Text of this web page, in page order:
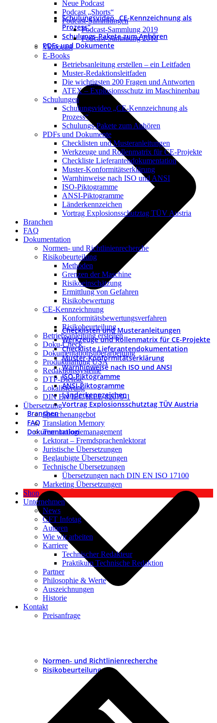
Schulungsvideo „CE-Kennzeichnung als
Prozess“
Schulungs-Pakete zum Anhören
PDFs und Dokumente
Checklisten und Musteranleitungen
Werkzeuge und Rollenmatrix für CE-Projekte
Checkliste Lieferantendokumentation
Muster-Konformitätserklärung
Warnhinweise nach ISO und ANSI
ISO-Piktogramme
ANSI-Piktogramme
Länderkennzeichen
Vortrag Explosionsschutztag TÜV Austria
Branchen
FAQ
Dokumentation
Normen- und Richtlinienrecherche
Risikobeurteilung
Neue Podcast
Podcast „Shorts“
Podcast-Sammlungen
Podcast-Sammlung 2019
Podcast-Sammlung 2018
Videocast
E-Books
Betriebsanleitung erstellen – ein Leitfaden
Muster-Redaktionsleitfaden
Die wichtigsten 200 Fragen und Antworten
ATEX – Explosionsschutz im Maschinenbau
Schulungen
Schulungsvideo „CE-Kennzeichnung als
Prozess“
Schulungs-Pakete zum Anhören
PDFs und Dokumente
Checklisten und Musteranleitungen
Werkzeuge und Rollenmatrix für CE-Projekte
Checkliste Lieferantendokumentation
Muster-Konformitätserklärung
Warnhinweise nach ISO und ANSI
ISO-Piktogramme
ANSI-Piktogramme
Länderkennzeichen
Vortrag Explosionsschutztag TÜV Austria
Branchen
FAQ
Dokumentation
Normen- und Richtlinienrecherche
Risikobeurteilung
Methoden
Grenzen der Maschine
Risikoeinschätzung
Ermittlung von Gefahren
Risikobewertung
CE-Kennzeichnung
Konformitätsbewertungsverfahren
Risikobeurteilung
Betriebsanleitung erstellen
Doku-Check
Dokumentationsüberarbeitung
Produkthaftung USA
Redaktionssysteme
DTP-Dienste
Lokalisierung
DIN EN IEC/IEEE 82079-1
Übersetzung
Sprachenangebot
Translation Memory
Terminologiemanagement
Lektorat – Fremdsprachenlektorat
Juristische Übersetzungen
Beglaubigte Übersetzungen
Technische Übersetzungen
Übersetzungen nach DIN EN ISO 17100
Marketing Übersetzungen
Shop
Unternehmen
News
GFT Infotag
Autoren
Wie wir arbeiten
Karriere
Technischer Redakteur
Praktikum Technische Redaktion
Partner
Philosophie & Werte
Auszeichnungen
Historie
Kontakt
Preisanfrage